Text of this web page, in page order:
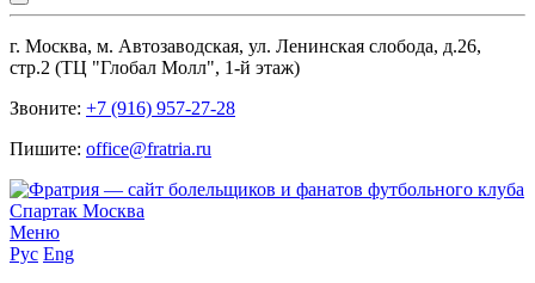
г. Москва, м. Автозаводская, ул. Ленинская слобода, д.26,
стр.2 (ТЦ "Глобал Молл", 1-й этаж)
Звоните: +7 (916) 957-27-28
Пишите: office@fratria.ru
Меню
Рус Eng